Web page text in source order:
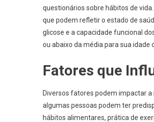
questionários sobre hábitos de
que podem refletir o estado de
glicose e a capacidade funcional
ou abaixo da média para sua idade
Fatores que
Diversos fatores podem impactar
algumas pessoas podem ter
hábitos alimentares, prática de